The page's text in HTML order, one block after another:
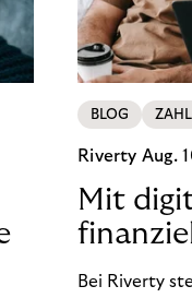
BLOG
Riverty Aug.
Mit
Bei Riverty